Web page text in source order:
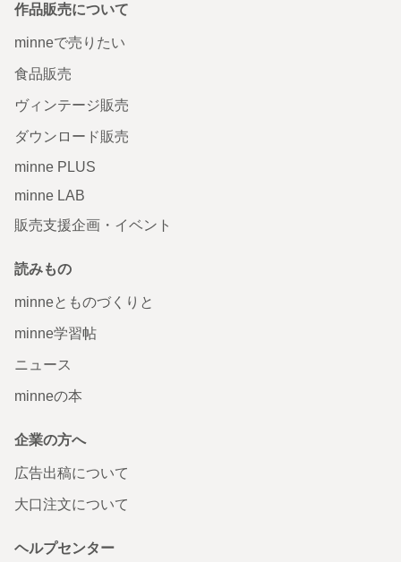
作品販売について
minneで売りたい
食品販売
ヴィンテージ販売
ダウンロード販売
minne PLUS
minne LAB
販売支援企画・イベント
読みもの
minneとものづくりと
minne学習帖
ニュース
minneの本
企業の方へ
広告出稿について
大口注文について
ヘルプセンター